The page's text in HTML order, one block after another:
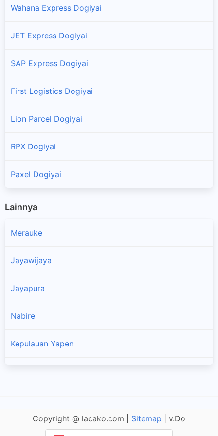
Tengah
Piyaiye
Cabang dan titik pengambilan paket JNE Express di Sukikai
Wahana Express Dogiyai
JET Express Dogiyai
SAP Express Dogiyai
First Logistics Dogiyai
Lion Parcel Dogiyai
RPX Dogiyai
Paxel Dogiyai
Lainnya
Merauke
Jayawijaya
Jayapura
Nabire
Kepulauan Yapen
Puncak Jaya
Copyright @ lacako.com | Sitemap | v.Do